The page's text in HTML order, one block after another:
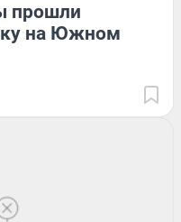
прошли
на Южном